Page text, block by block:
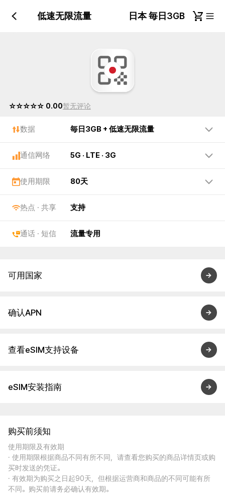
3GB + 低速无限流量 日本 毎日3GB + 低速
☆☆☆☆☆ 0.00暂无评论
数据 毎日3GB + 低速无限流量
通信网络 5G · LTE · 3G
使用期限 80天
热点 · 共享 支持
通话 · 短信 流量专用
可用国家
确认APN
查看eSIM支持设备
eSIM安装指南
购买前须知
使用期限及有效期
· 使用期限根据商品不同有所不同，请查看您购买的商品详情页或购
买时发送的凭证。
· 有效期为购买之日起90天，但根据运营商和商品的不同可能有所
不同。购买前请务必确认有效期。